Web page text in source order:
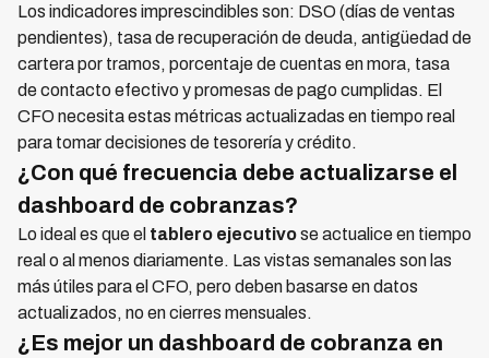
Los indicadores imprescindibles son: DSO (días de ventas
pendientes), tasa de recuperación de deuda, antigüedad de
cartera por tramos, porcentaje de cuentas en mora, tasa
de contacto efectivo y promesas de pago cumplidas. El
CFO necesita estas métricas actualizadas en tiempo real
para tomar decisiones de tesorería y crédito.
¿Con qué frecuencia debe actualizarse el
dashboard de cobranzas?
Lo ideal es que el tablero ejecutivose actualice en tiempo
real o al menos diariamente. Las vistas semanales son las
más útiles para el CFO, pero deben basarse en datos
actualizados, no en cierres mensuales.
¿Es mejor un dashboard de cobranza en